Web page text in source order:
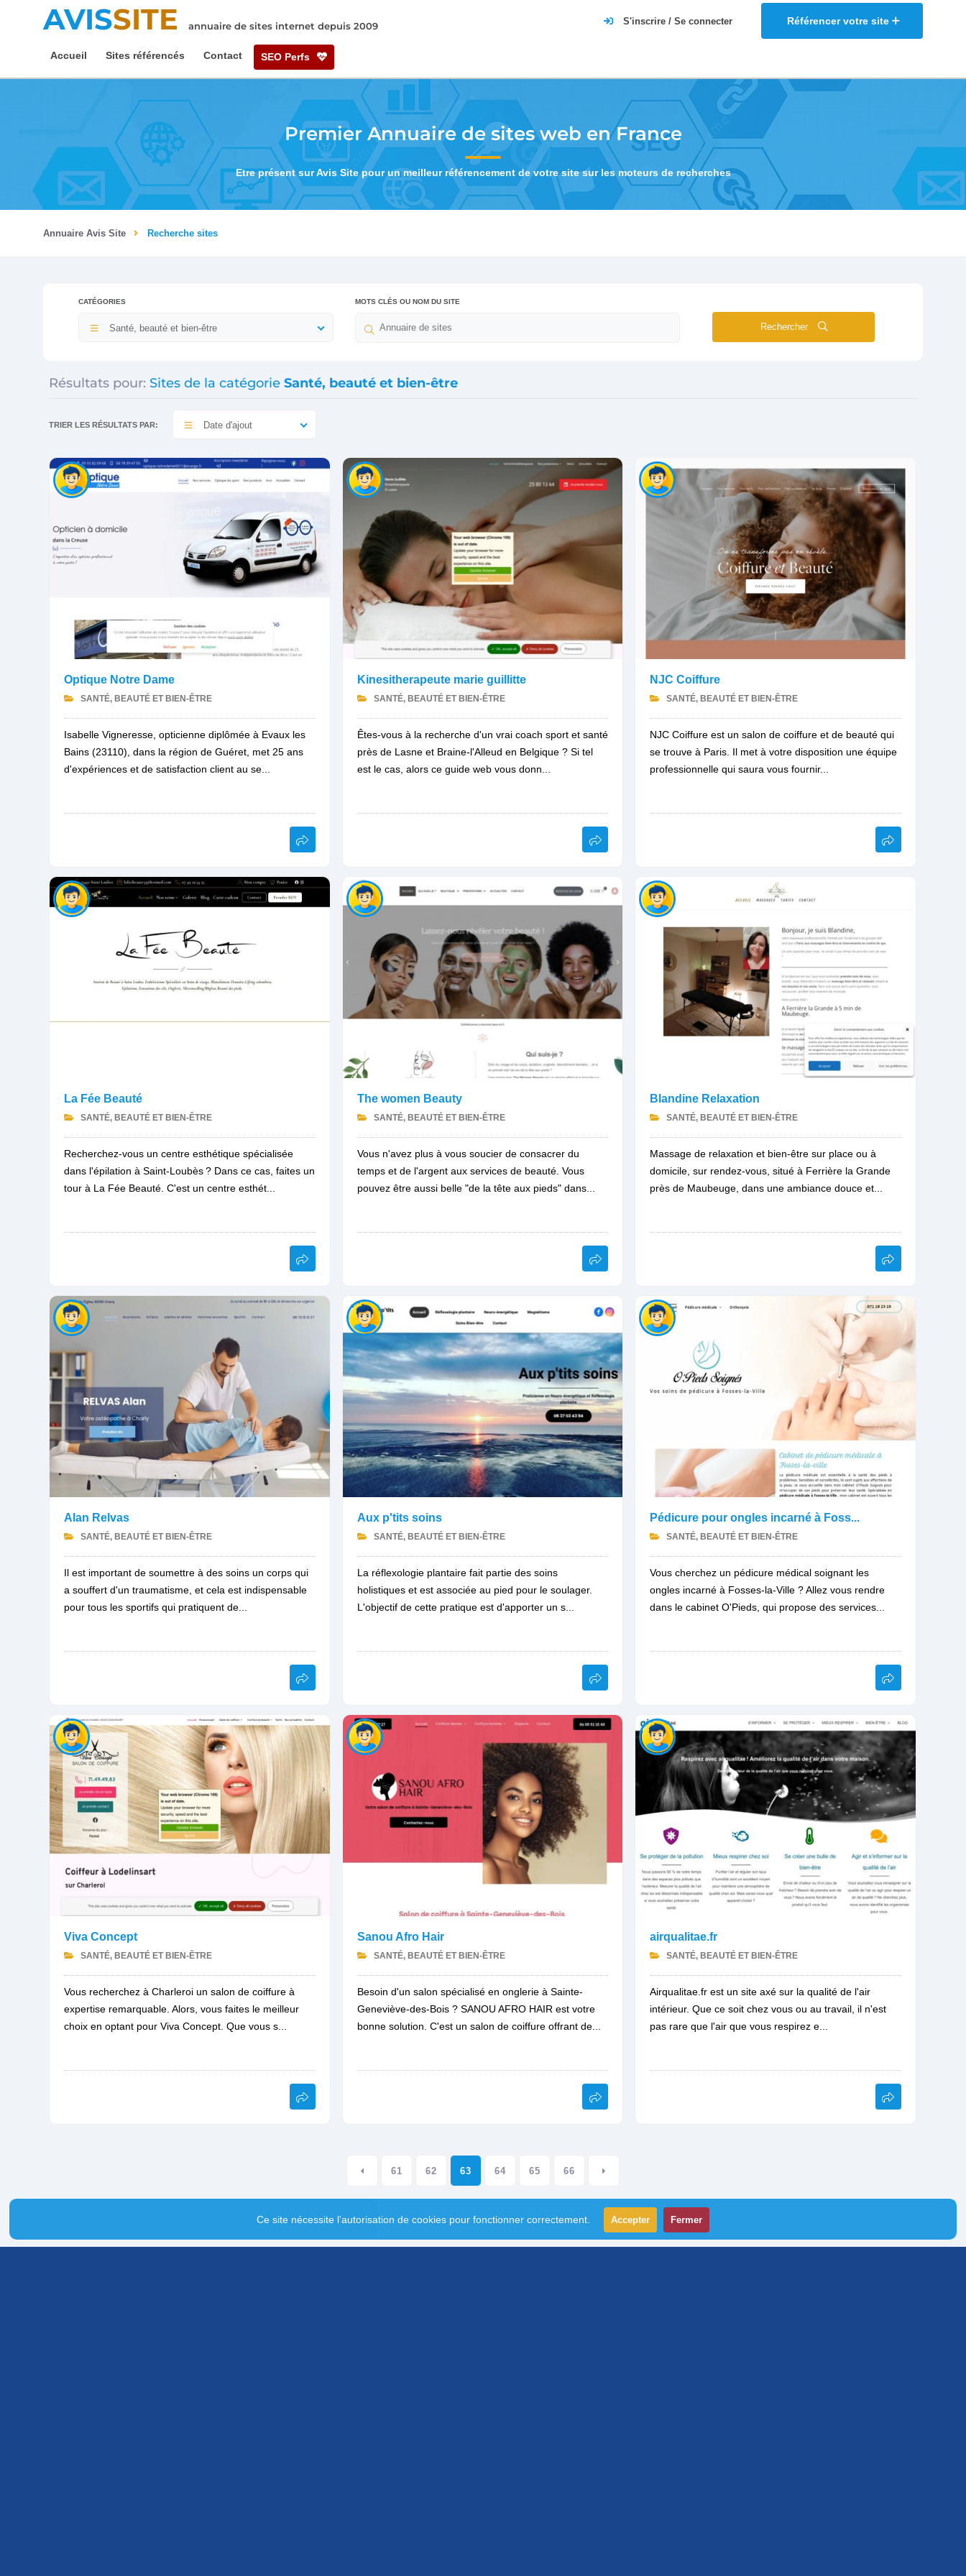
AVISSITE annuaire de sites internet depuis 2009 Référencer votre site
S'inscrire / Se connecter
Accueil Sites référencés Contact SEO Perfs
Premier Annuaire de sites web en France
Etre présent sur Avis Site pour un meilleur référencement de votre site sur les moteurs de recherches
Annuaire Avis Site Recherche sites
CATÉGORIES
Santé, beauté et bien-être
MOTS CLÉS OU NOM DU SITE
Rechercher
Résultats pour: Sites de la catégorie Santé, beauté et bien-être
TRIER LES RÉSULTATS PAR: Date d'ajout
Optique Notre Dame
SANTÉ, BEAUTÉ ET BIEN-ÊTRE
Isabelle Vigneresse, opticienne diplômée à Evaux les
Bains (23110), dans la région de Guéret, met 25 ans
d'expériences et de satisfaction client au se...
Kinesitherapeute marie guillitte
SANTÉ, BEAUTÉ ET BIEN-ÊTRE
Êtes-vous à la recherche d'un vrai coach sport et santé
près de Lasne et Braine-l'Alleud en Belgique ? Si tel
est le cas, alors ce guide web vous donn...
NJC Coiffure
SANTÉ, BEAUTÉ ET BIEN-ÊTRE
NJC Coiffure est un salon de coiffure et de beauté qui
se trouve à Paris. Il met à votre disposition une équipe
professionnelle qui saura vous fournir...
La Fée Beauté
SANTÉ, BEAUTÉ ET BIEN-ÊTRE
Recherchez-vous un centre esthétique spécialisée
dans l'épilation à Saint-Loubès ? Dans ce cas, faites un
tour à La Fée Beauté. C'est un centre esthét...
The women Beauty
SANTÉ, BEAUTÉ ET BIEN-ÊTRE
Vous n'avez plus à vous soucier de consacrer du
temps et de l'argent aux services de beauté. Vous
pouvez être aussi belle "de la tête aux pieds" dans...
Blandine Relaxation
SANTÉ, BEAUTÉ ET BIEN-ÊTRE
Massage de relaxation et bien-être sur place ou à
domicile, sur rendez-vous, situé à Ferrière la Grande
près de Maubeuge, dans une ambiance douce et...
Alan Relvas
SANTÉ, BEAUTÉ ET BIEN-ÊTRE
Il est important de soumettre à des soins un corps qui
a souffert d'un traumatisme, et cela est indispensable
pour tous les sportifs qui pratiquent de...
Aux p'tits soins
SANTÉ, BEAUTÉ ET BIEN-ÊTRE
La réflexologie plantaire fait partie des soins
holistiques et est associée au pied pour le soulager.
L'objectif de cette pratique est d'apporter un s...
Pédicure pour ongles incarné à Foss...
SANTÉ, BEAUTÉ ET BIEN-ÊTRE
Vous cherchez un pédicure médical soignant les
ongles incarné à Fosses-la-Ville ? Allez vous rendre
dans le cabinet O'Pieds, qui propose des services...
Viva Concept
SANTÉ, BEAUTÉ ET BIEN-ÊTRE
Vous recherchez à Charleroi un salon de coiffure à
expertise remarquable. Alors, vous faites le meilleur
choix en optant pour Viva Concept. Que vous s...
Sanou Afro Hair
SANTÉ, BEAUTÉ ET BIEN-ÊTRE
Besoin d'un salon spécialisé en onglerie à Sainte-
Geneviève-des-Bois ? SANOU AFRO HAIR est votre
bonne solution. C'est un salon de coiffure offrant de...
airqualitae.fr
SANTÉ, BEAUTÉ ET BIEN-ÊTRE
Airqualitae.fr est un site axé sur la qualité de l'air
intérieur. Que ce soit chez vous ou au travail, il n'est
pas rare que l'air que vous respirez e...
61 62 63 64 65 66
Ce site nécessite l'autorisation de cookies pour fonctionner correctement. Accepter Fermer